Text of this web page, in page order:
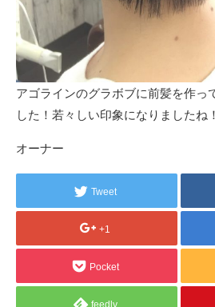
アゴラインのグラボブに前髪を作っ
した！若々しい印象になりましたね！
オーナー
Tweet
+1
Pocket